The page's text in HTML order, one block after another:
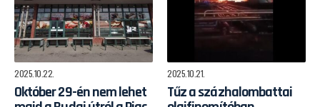
2025.10.22.
Október 29-én nem lehet
2025.10.21.
Tűz a százhalombattai